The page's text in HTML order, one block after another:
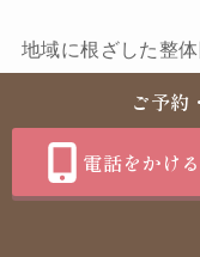
地域に根ざした整
であり続けること
ご予約
電話をかける